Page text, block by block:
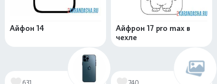
Айфон 14
Айфрон 17 pro max в
чехле
631 740